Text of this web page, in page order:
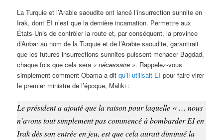
La Turquie et l’Arabie saoudite ont lancé l’insurrection sunnite en
Irak, dont EI n’est que la dernière incarnation. Permettre aux
États-Unis de contrôler la route et, par conséquent, la province
d’Anbar au nom de la Turquie et de l’Arabie saoudite, garantirait
que les futures insurrections sunnites puissent menacer Bagdad,
chaque fois que cela sera « nécessaire ». Rappelez-vous
simplement comment Obama a ditqu’il utilisait EI pour faire virer
le premier ministre de l’époque, Maliki :
Le président a ajouté que la raison pour laquelle « … nous
n’avons tout simplement pas commencé à bombarder EI en
Irak dès son entrée en jeu, est que cela aurait diminué la